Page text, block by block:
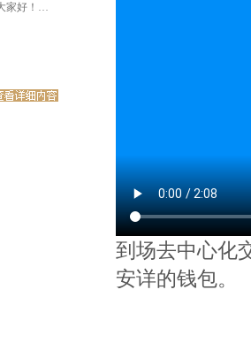
开启区块链资产管理之旅 大家好！今天我要和大家imToken官网分
到场去中心化
安详的钱包。